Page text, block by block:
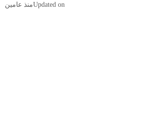
Updated onمنذ عامين